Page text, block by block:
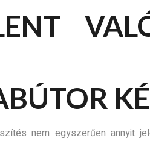
nem egyszerűen annyit